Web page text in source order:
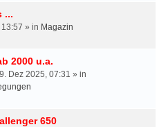
...
» in Magazin
2000 u.a.
Dez 2025, 07:31 » in
650